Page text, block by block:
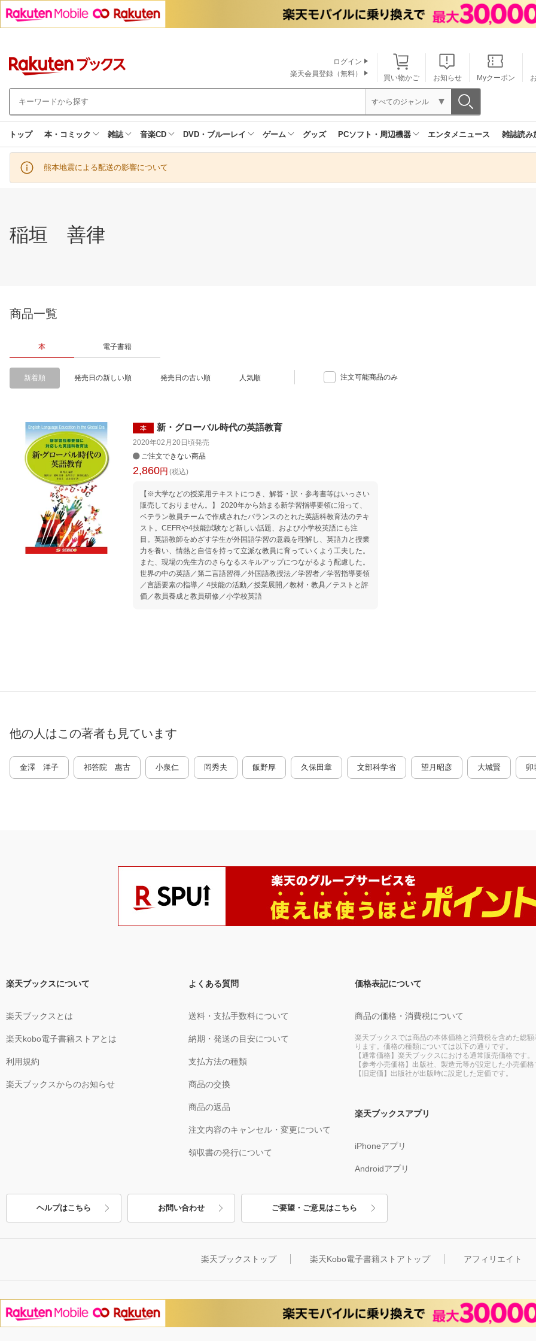
買い物かご お知らせ Myクーポン
ログイン
楽天会員登録（無料）
すべてのジャンル
トップ 本・コミック 雑誌 音楽CD DVD・ブルーレイ ゲーム グッズ PCソフト・周辺機器 エンタメニュース 雑誌読み
熊本地震による配送の影響について
稲垣 善律
商品一覧
本 電子書籍
新着順 発売日の新しい順 発売日の古い順 人気順 注文可能商品のみ
本 新・グローバル時代の英語教育
2020年02月20日頃発売
ご注文できない商品
2,860円 (税込)
【※大学などの授業用テキストにつき、解答・訳・参考書等はいっさい
販売しておりません。】 2020年から始まる新学習指導要領に沿って、
ベテラン教員チームで作成されたバランスのとれた英語科教育法のテキ
スト。CEFRや4技能試験など新しい話題、および小学校英語にも注
目。英語教師をめざす学生が外国語学習の意義を理解し、英語力と授業
力を養い、情熱と自信を持って立派な教員に育っていくよう工夫した。
また、現場の先生方のさらなるスキルアップにつながるよう配慮した。
世界の中の英語／第二言語習得／外国語教授法／学習者／学習指導要領
／言語要素の指導／ 4技能の活動／授業展開／教材・教具／テストと評
価／教員養成と教員研修／小学校英語
他の人はこの著者も見ています
金澤 洋子 祁󠄀答院 惠古 小泉仁 岡秀夫 飯野厚 久保田章 文部科学省 望月昭彦 大城賢 卯
楽天ブックスについて
楽天ブックスとは
楽天kobo電子書籍ストアとは
利用規約
楽天ブックスからのお知らせ
よくある質問
送料・支払手数料について
納期・発送の目安について
支払方法の種類
商品の交換
商品の返品
注文内容のキャンセル・変更について
領収書の発行について
価格表記について
商品の価格・消費税について
楽天ブックスでは商品の本体価格と消費税を含めた総
ります。価格の種類については以下の通りです。
【通常価格】楽天ブックスにおける通常販売価格です。
【参考小売価格】出版社、製造元等が設定した小売価格
【旧定価】出版社が出版時に設定した定価です。
楽天ブックスアプリ
iPhoneアプリ
Androidアプリ
ヘルプはこちら お問い合わせ ご要望・ご意見はこちら
楽天ブックストップ 楽天Kobo電子書籍ストアトップ アフィリエイト